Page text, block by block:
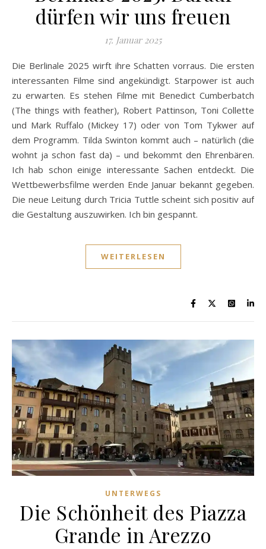
dürfen wir uns freuen
17. Januar 2025
Die Berlinale 2025 wirft ihre Schatten vorraus. Die ersten
interessanten Filme sind angekündigt. Starpower ist auch
zu erwarten. Es stehen Filme mit Benedict Cumberbatch
(The things with feather), Robert Pattinson, Toni Collette
und Mark Ruffalo (Mickey 17) oder von Tom Tykwer auf
dem Programm. Tilda Swinton kommt auch – natürlich (die
wohnt ja schon fast da) – und bekommt den Ehrenbären.
Ich hab schon einige interessante Sachen entdeckt. Die
Wettbewerbsfilme werden Ende Januar bekannt gegeben.
Die neue Leitung durch Tricia Tuttle scheint sich positiv auf
die Gestaltung auszuwirken. Ich bin gespannt.
WEITERLESEN
UNTERWEGS
Die Schönheit des Piazza
Grande in Arezzo